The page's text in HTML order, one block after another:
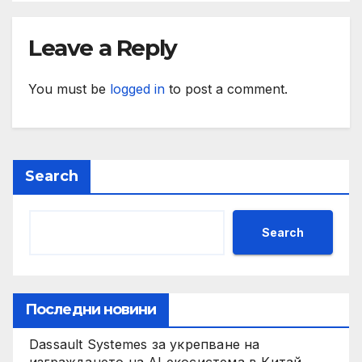
Leave a Reply
You must be logged in to post a comment.
Search
Search
Последни новини
Dassault Systemes за укрепване на